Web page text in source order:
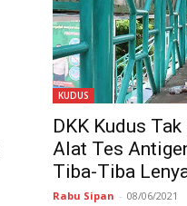
KUDUS
DKK Kudus
Alat Tes
Tiba-Tiba
Rabu Sipan - 08/06/2021